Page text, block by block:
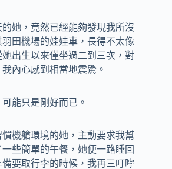
她，竟然已經能夠發現我所沒
田機場的娃娃車，長得不太像
出生以來僅坐過二到三次，對
內心感到相當地震驚。
能只是剛好而已。
慣機艙環境的她，主動要求我幫
些簡單的午餐，她便一路睡回
要取行李的時候，我再三叮嚀